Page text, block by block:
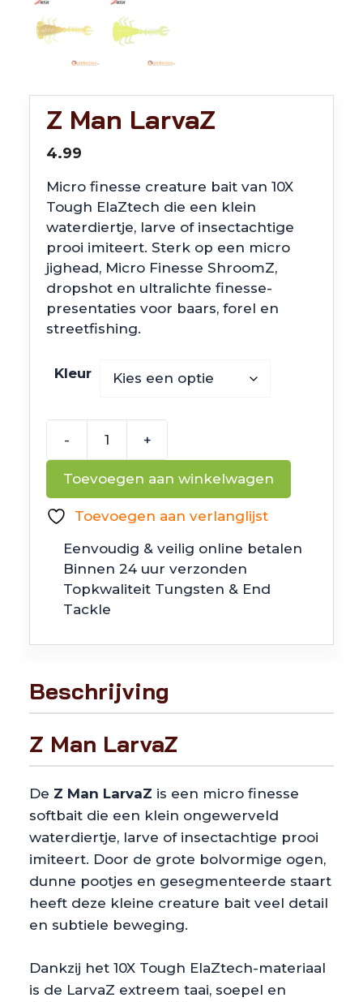
Z Man LarvaZ
4.99
Micro finesse creature bait van 10X
Tough ElaZtech die een klein
waterdiertje, larve of insectachtige
prooi imiteert. Sterk op een micro
jighead, Micro Finesse ShroomZ,
dropshot en ultralichte finesse-
presentaties voor baars, forel en
streetfishing.
Kleur
-
LarvaZ
+
Toevoegen aan winkelwagen
Toevoegen aan verlanglijst
Eenvoudig & veilig online betalen
Binnen 24 uur verzonden
Topkwaliteit Tungsten & End
Tackle
Beschrijving
Z Man LarvaZ
De Z Man LarvaZ is een micro finesse
softbait die een klein ongewerveld
waterdiertje, larve of insectachtige prooi
imiteert. Door de grote bolvormige ogen,
dunne pootjes en gesegmenteerde staart
heeft deze kleine creature bait veel detail
en subtiele beweging.
Dankzij het 10X Tough ElaZtech-materiaal
is de LarvaZ extreem taai, soepel en